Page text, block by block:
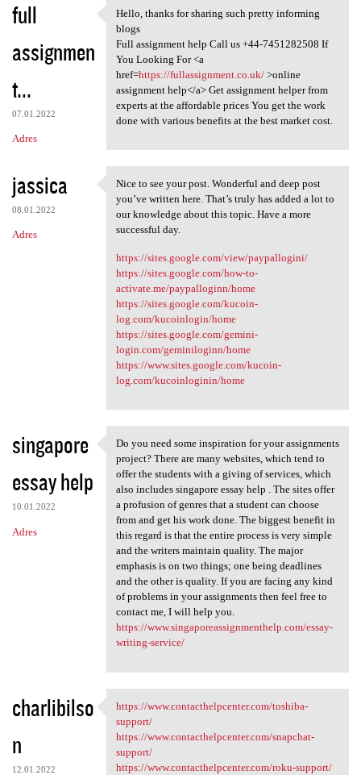
full
assignmen
t...
07.01.2022
Adres
Hello, thanks for sharing
Hello, thanks for sharing such pretty informing
blogs
Full assignment help Call us +44-7451282508 If
You Looking For <a
href=https://fullassignment.co.uk/>online
assignment help</a> Get assignment helper from
experts at the affordable prices You get the work
done with various benefits at the best market cost.
jassica
08.01.2022
Adres
Nice to see your post.
Nice to see your post. Wonderful and deep post
you’ve written here. That’s truly has added a lot to
our knowledge about this topic. Have a more
successful day.
https://sites.google.com/view/paypallogini/
https://sites.google.com/how-to-
activate.me/paypalloginn/home
https://sites.google.com/kucoin-
log.com/kucoinlogin/home
https://sites.google.com/gemini-
login.com/geminiloginn/home
https://www.sites.google.com/kucoin-
log.com/kucoinloginin/home
singapore
essay help
10.01.2022
Adres
Do you need some inspiration
Do you need some inspiration for your assignments
project? There are many websites, which tend to
offer the students with a giving of services, which
also includes singapore essay help . The sites offer
a profusion of genres that a student can choose
from and get his work done. The biggest benefit in
this regard is that the entire process is very simple
and the writers maintain quality. The major
emphasis is on two things; one being deadlines
and the other is quality. If you are facing any kind
of problems in your assignments then feel free to
contact me, I will help you.
https://www.singaporeassignmenthelp.com/essay-
writing-service/
charlibilso
n
12.01.2022
https://www.contacthelpcenter
https://www.contacthelpcenter.com/toshiba-
support/
https://www.contacthelpcenter.com/snapchat-
support/
https://www.contacthelpcenter.com/roku-support/